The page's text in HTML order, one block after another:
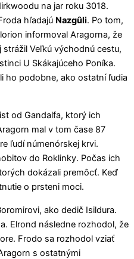
na jar roku 3018.
hľadajú Nazgûli. Po tom,
informoval Aragorna, že
Veľkú východnú cestu,
U Skákajúceho Poníka.
ho podobne, ako ostatní ľudia
od Gandalfa, ktorý ich
mal v tom čase 87
ľudí númenórskej krvi.
do Roklinky. Počas ich
dokázali premôcť. Keď
o prsteni moci.
ako dedič Isildura.
Elrond následne rozhodol, že
Frodo sa rozhodol vziať
s ostatnými